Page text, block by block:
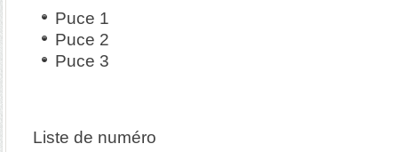
Puce 1
Puce 2
Puce 3
Liste de numéro